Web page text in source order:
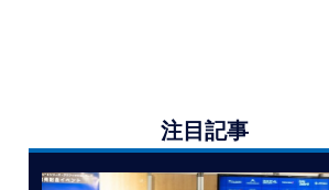
注目記事